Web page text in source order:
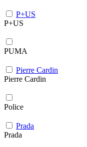
P+US
P+US
PUMA
Pierre Cardin
Pierre Cardin
Police
Prada
Prada